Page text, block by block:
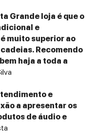
Grande loja é que o
e
muito superior ao
Recomendo
haja a toda a
e
a apresentar os
de áudio e